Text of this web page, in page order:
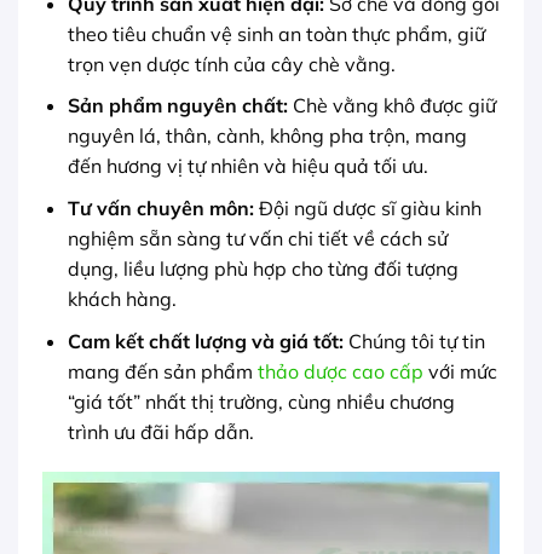
theo tiêu chuẩn vệ sinh an toàn thực phẩm, giữ
trọn vẹn dược tính của cây chè vằng.
Sản phẩm nguyên chất:Chè vằng khô được giữ
nguyên lá, thân, cành, không pha trộn, mang
đến hương vị tự nhiên và hiệu quả tối ưu.
Tư vấn chuyên môn:Đội ngũ dược sĩ giàu kinh
nghiệm sẵn sàng tư vấn chi tiết về cách sử
dụng, liều lượng phù hợp cho từng đối tượng
khách hàng.
Cam kết chất lượng và giá tốt:Chúng tôi tự tin
mang đến sản phẩm thảo dược cao cấp với mức
“giá tốt” nhất thị trường, cùng nhiều chương
trình ưu đãi hấp dẫn.